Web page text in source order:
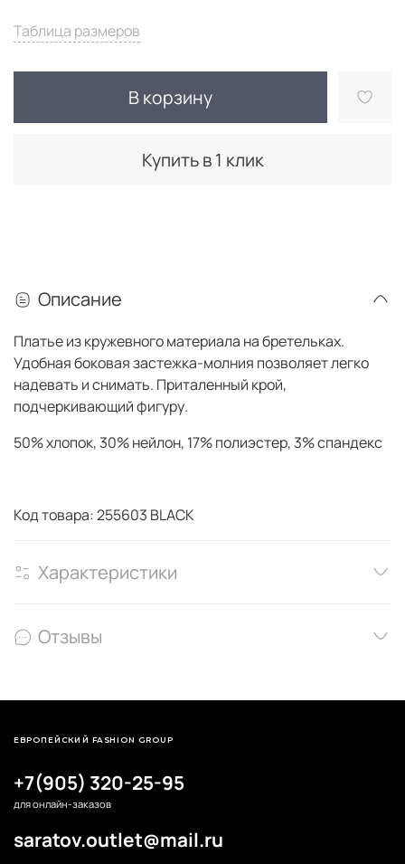
Таблица размеров
В корзину
Купить в 1 клик
Описание
Платье из кружевного материала на бретельках.
Удобная боковая застежка-молния позволяет легко
надевать и снимать. Приталенный крой,
подчеркивающий фигуру.
50% хлопок, 30% нейлон, 17% полиэстер, 3% спандекс
Код товара: 255603 BLACK
Характеристики
Отзывы
+7(905) 320-25-95
для онлайн-заказов
saratov.outlet@mail.ru
ЕВРОПЕЙСКИЙ FASHION GROUP